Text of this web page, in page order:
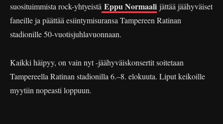
suosituimmista rock-yhtyeistä Eppu Normaali jättää jäähyväiset
faneille ja päättää esiintymisuransa Tampereen Ratinan
stadionille 50-vuotisjuhlavuonnaan.
Kaikki häipyy, on vain nyt -jäähyväiskonsertit soitetaan
Tampereella Ratinan stadionilla 6.–8. elokuuta. Liput keikoille
myytiin nopeasti loppuun.